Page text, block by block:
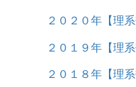
２０２０年【理
２０１９年【理
２０１８年【理